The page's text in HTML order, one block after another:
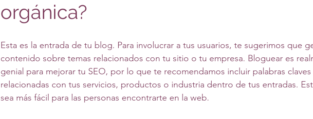
orgánica?
Esta es la entrada de tu blog. Para involucrar a tus usuarios, te sugerimos que
contenido sobre temas relacionados con tu sitio o tu empresa. Bloguear es
genial para mejorar tu SEO, por lo que te recomendamos incluir palabras claves
relacionadas con tus servicios, productos o industria dentro de tus entradas.
sea más fácil para las personas encontrarte en la web.